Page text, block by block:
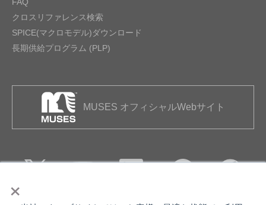
×
クロスリファレンス検索
SPICE(マクロモデル)ダウンロード
長期供給プログラム (PLP)
MUSES オフィシャルWebサイト